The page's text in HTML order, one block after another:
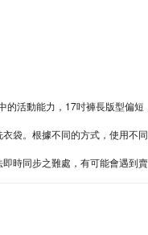
活動能力，17吋褲長版型偏短
袋。根據不同的方式，使用不
時同步之難處，有可能會遇到